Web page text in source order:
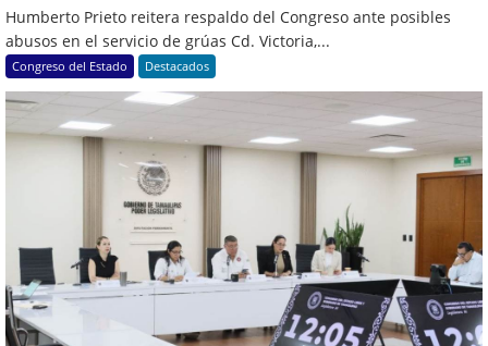
Humberto Prieto reitera respaldo del Congreso ante posibles
abusos en el servicio de grúas Cd. Victoria,...
Congreso del Estado Destacados